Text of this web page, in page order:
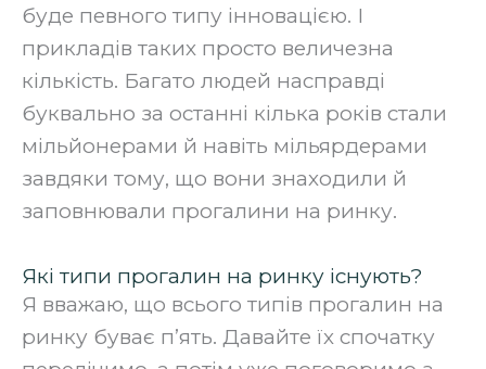
буде певного типу інновацією. І
прикладів таких просто величезна
кількість. Багато людей насправді
буквально за останні кілька років стали
мільйонерами й навіть мільярдерами
завдяки тому, що вони знаходили й
заповнювали прогалини на ринку.
Які типи прогалин на ринку існують?
Я вважаю, що всього типів прогалин на
ринку буває п’ять. Давайте їх спочатку